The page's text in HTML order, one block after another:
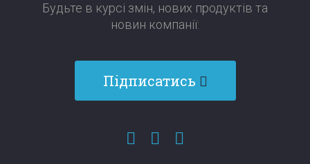
Будьте в курсі змін, нових продуктів та
новин компанії:​​​​​​​
Підписатись